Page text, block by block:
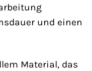
und einen
Material, das